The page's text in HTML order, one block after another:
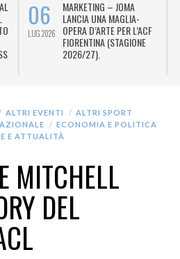
06
LUG 2026
MARKETING – JOMA
LANCIA UNA MAGLIA-
OPERA D’ARTE PER L’ACF
FIORENTINA (STAGIONE
2026/27).
ALTRI EVENTI
ALTRI SPORT
ECONOMIA E POLITICA
E ATTUALITÀ
MITCHELL
DEL